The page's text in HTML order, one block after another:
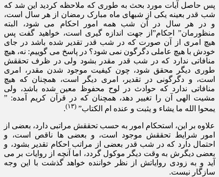
پس حاصل آیات مورد بحث به طوری که ملاحظه کردید این شد که
شب قدر بعینه یکی از شبهای ماه مبارک رمضان از هر سال است،
و در هر سال در آن شب همه امور احکام می شود، البته
منظورمان” احکام”از جهت اندازه گیری است، خواهید گفت پس
هیچ امری از آن صورت که در شب قدر تقدیر شده باشد در جای
خودش با هیچ عاملی دگرگون نمی شود؟ در پاسخ می گوییم: نه، هیچ
منافاتی ندارد که در شب قدر مقدر بشود ولی در ظرف تحققش
طوری دیگر محقق شود، چون کیفیت موجود شدن مقدر، امری
است، و دگرگونی در تقدیر، امری دیگر است، همچنان که هیچ
منافاتی ندارد که حوادث در لوح محفوظ معین شده باشد، ولی
مشیت الهی آن را تغییر دهد، همچنان که در قرآن کریم آمده: ”
یمحوا الله ما یشاء و یثبت و عنده ام الکتاب” (۱۳) .
علاوه بر این، استحکام امور به حسب تحققش مراتبی دارد، بعضی از
امور شرایط تحققش موجود است، و بعضی ها ناقص است، و
احتمال دارد که در شب قدر بعضی از مراتب احکام تقدیر بشود، و
بعضی دیگرش به وقت دیگر موکول گردد، اما آنچه از روایات بر می
آید و به زودی روایاتش از نظر خواننده خواهد گذشت با این وجه
سازگار نیست.